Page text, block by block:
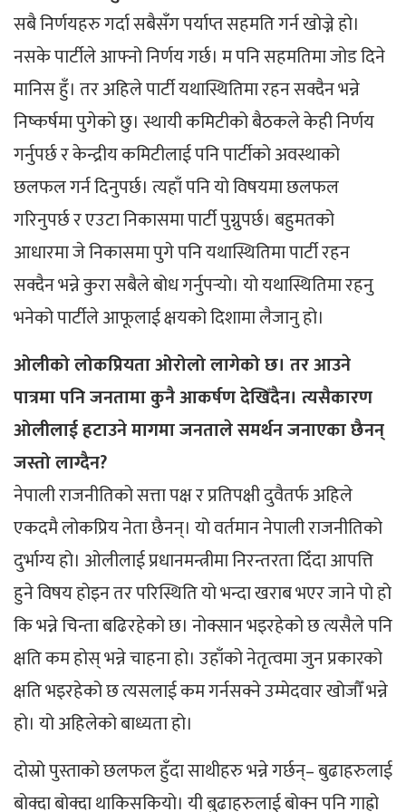
सबै निर्णयहरु गर्दा सबैसँग पर्याप्त सहमति गर्न खोज्ने हो।
नसके पार्टीले आफ्नो निर्णय गर्छ। म पनि सहमतिमा जोड दिने
मानिस हुँ। तर अहिले पार्टी यथास्थितिमा रहन सक्दैन भन्ने
निष्कर्षमा पुगेको छु। स्थायी कमिटीको बैठकले केही निर्णय
गर्नुपर्छ र केन्द्रीय कमिटीलाई पनि पार्टीको अवस्थाको
छलफल गर्न दिनुपर्छ। त्यहाँ पनि यो विषयमा छलफल
गरिनुपर्छ र एउटा निकासमा पार्टी पुग्नुपर्छ। बहुमतको
आधारमा जे निकासमा पुगे पनि यथास्थितिमा पार्टी रहन
सक्दैन भन्ने कुरा सबैले बोध गर्नुपर्‍यो। यो यथास्थितिमा रहनु
भनेको पार्टीले आफूलाई क्षयको दिशामा लैजानु हो।
ओलीको लोकप्रियता ओरोलो लागेको छ। तर आउने
पात्रमा पनि जनतामा कुनै आकर्षण देखिँदैन। त्यसैकारण
ओलीलाई हटाउने मागमा जनताले समर्थन जनाएका छैनन्
जस्तो लाग्दैन?
नेपाली राजनीतिको सत्ता पक्ष र प्रतिपक्षी दुवैतर्फ अहिले
एकदमै लोकप्रिय नेता छैनन्। यो वर्तमान नेपाली राजनीतिको
दुर्भाग्य हो। ओलीलाई प्रधानमन्त्रीमा निरन्तरता दिँदा आपत्ति
हुने विषय होइन तर परिस्थिति यो भन्दा खराब भएर जाने पो हो
कि भन्ने चिन्ता बढिरहेको छ। नोक्सान भइरहेको छ त्यसैले पनि
क्षति कम होस् भन्ने चाहना हो। उहाँको नेतृत्वमा जुन प्रकारको
क्षति भइरहेको छ त्यसलाई कम गर्नसक्ने उम्मेदवार खोजौँ भन्ने
हो। यो अहिलेको बाध्यता हो।
दोस्रो पुस्ताको छलफल हुँदा साथीहरु भन्ने गर्छन्– बुढाहरुलाई
बोक्दा बोक्दा थाकिसकियो। यी बुढाहरुलाई बोक्न पनि गाह्रो